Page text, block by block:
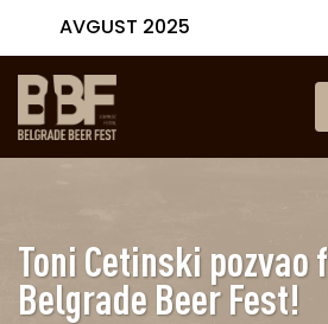
AVGUST 2025
Toni Cetinski pozvao
Belgrade Beer Fest!